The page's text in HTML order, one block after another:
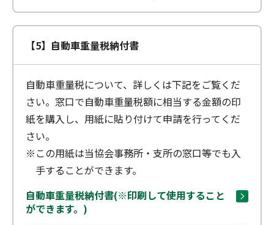
【5】自動車重量税納付書
自動車重量税について、詳しくは下記をご覧くだ
さい。窓口で自動車重量税額に相当する金額の印
紙を購入し、用紙に貼り付けて申請を行ってくだ
さい。
※この用紙は当協会事務所・支所の窓口等でも入
手することができます。
自動車重量税納付書(※印刷して使用すること
ができます。)